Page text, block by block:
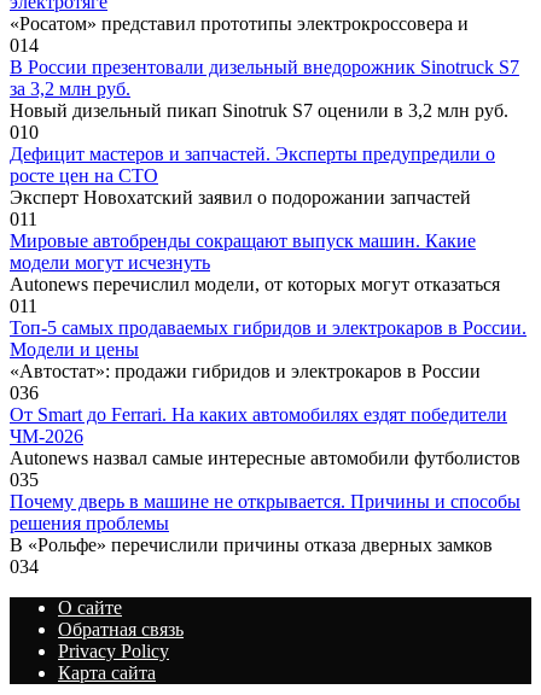
«Росатом» представил прототипы электрокроссовера и
014
В России презентовали дизельный внедорожник Sinotruck S7
за 3,2 млн руб.
Новый дизельный пикап Sinotruk S7 оценили в 3,2 млн руб.
010
Дефицит мастеров и запчастей. Эксперты предупредили о
росте цен на СТО
Эксперт Новохатский заявил о подорожании запчастей
011
Мировые автобренды сокращают выпуск машин. Какие
модели могут исчезнуть
Autonews перечислил модели, от которых могут отказаться
011
Топ-5 самых продаваемых гибридов и электрокаров в России.
Модели и цены
«Автостат»: продажи гибридов и электрокаров в России
036
От Smart до Ferrari. На каких автомобилях ездят победители
ЧМ-2026
Autonews назвал самые интересные автомобили футболистов
035
Почему дверь в машине не открывается. Причины и способы
решения проблемы
В «Рольфе» перечислили причины отказа дверных замков
034
О сайте
Обратная связь
Privacy Policy
Карта сайта